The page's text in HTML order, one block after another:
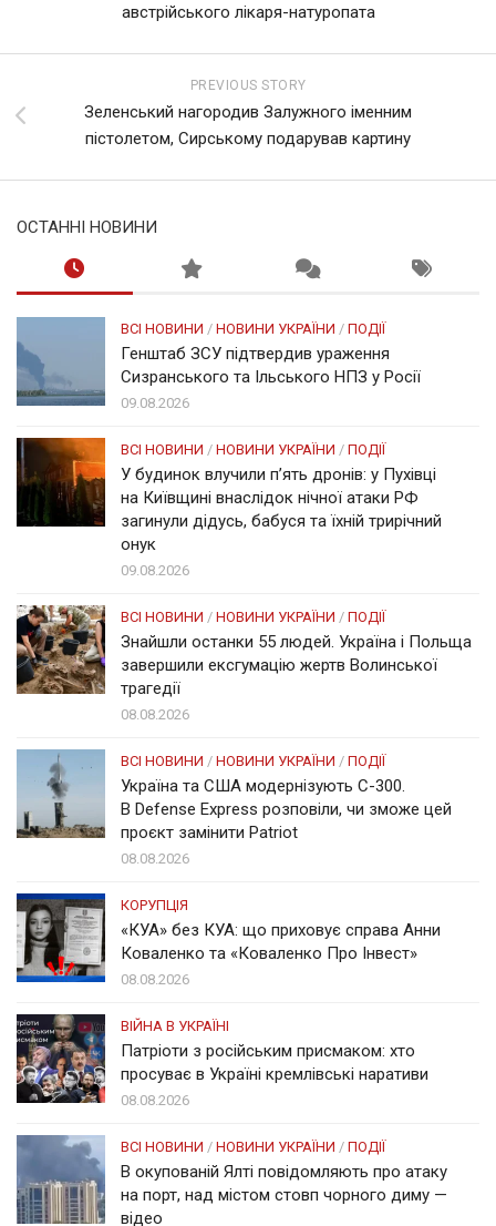
австрійського лікаря-натуропата
PREVIOUS STORY
Зеленський нагородив Залужного іменним
пістолетом, Сирському подарував картину
ОСТАННІ НОВИНИ
ВСІ НОВИНИ / НОВИНИ УКРАЇНИ / ПОДІЇ
Генштаб ЗСУ підтвердив ураження
Сизранського та Ільського НПЗ у Росії
09.08.2026
ВСІ НОВИНИ / НОВИНИ УКРАЇНИ / ПОДІЇ
У будинок влучили п’ять дронів: у Пухівці
на Київщині внаслідок нічної атаки РФ
загинули дідусь, бабуся та їхній трирічний
онук
09.08.2026
ВСІ НОВИНИ / НОВИНИ УКРАЇНИ / ПОДІЇ
Знайшли останки 55 людей. Україна і Польща
завершили ексгумацію жертв Волинської
трагедії
08.08.2026
ВСІ НОВИНИ / НОВИНИ УКРАЇНИ / ПОДІЇ
Україна та США модернізують С-300.
В Defense Express розповіли, чи зможе цей
проєкт замінити Patriot
08.08.2026
КОРУПЦІЯ
«КУА» без КУА: що приховує справа Анни
Коваленко та «Коваленко Про Інвест»
08.08.2026
ВІЙНА В УКРАЇНІ
Патріоти з російським присмаком: хто
просуває в Україні кремлівські наративи
08.08.2026
ВСІ НОВИНИ / НОВИНИ УКРАЇНИ / ПОДІЇ
В окупованій Ялті повідомляють про атаку
на порт, над містом стовп чорного диму —
відео